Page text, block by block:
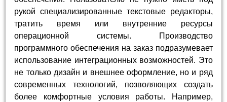
рукой специализированные текстовые редакторы,
тратить время или внутренние ресурсы
операционной системы. Производство
программного обеспечения на заказ подразумевает
использование интеграционных возможностей. Это
не только дизайн и внешнее оформление, но и ряд
современных технологий, позволяющих создать
более комфортные условия работы. Например,